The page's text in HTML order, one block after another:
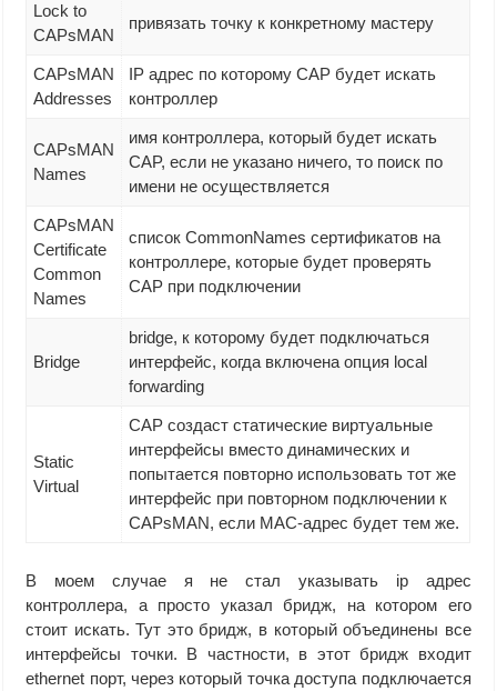
Lock to
CAPsMAN
привязать точку к конкретному мастеру
CAPsMAN
Addresses
IP адрес по которому CAP будет искать
контроллер
CAPsMAN
Names
имя контроллера, который будет искать
CAP, если не указано ничего, то поиск по
имени не осуществляется
CAPsMAN
Certificate
Common
Names
список CommonNames сертификатов на
контроллере, которые будет проверять
CAP при подключении
Bridge
bridge, к которому будет подключаться
интерфейс, когда включена опция local
forwarding
Static
Virtual
CAP создаст статические виртуальные
интерфейсы вместо динамических и
попытается повторно использовать тот же
интерфейс при повторном подключении к
CAPsMAN, если MAC-адрес будет тем же.
В моем случае я не стал указывать ip адрес
контроллера, а просто указал бридж, на котором его
стоит искать. Тут это бридж, в который объединены все
интерфейсы точки. В частности, в этот бридж входит
ethernet порт, через который точка доступа подключается